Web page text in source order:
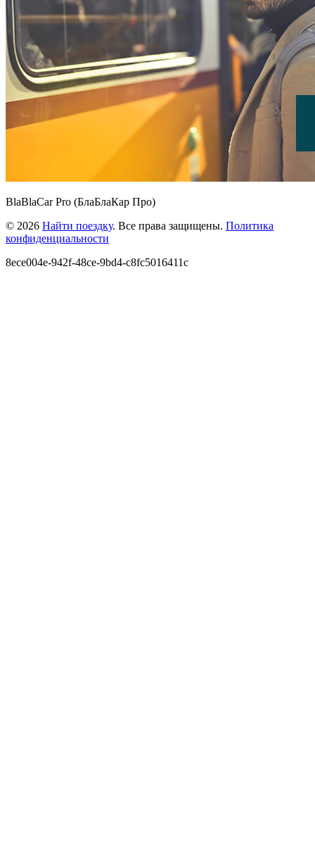
BlaBlaCar Pro (БлаБлаКар Про)
© 2026 Найти поездку. Все права защищены. Политика
конфиденциальности
8ece004e-942f-48ce-9bd4-c8fc5016411c